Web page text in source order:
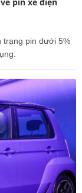
trạng pin dưới 5%